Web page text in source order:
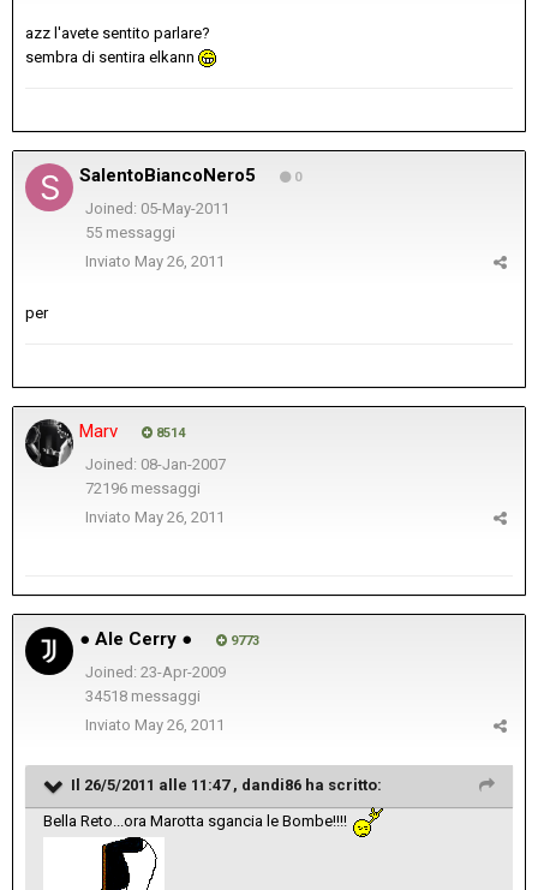
azz l'avete sentito parlare?
sembra di sentira elkann
SalentoBiancoNero5 0
Joined: 05-May-2011
55 messaggi
Inviato May 26, 2011
per
Marv 8514
Joined: 08-Jan-2007
72196 messaggi
Inviato May 26, 2011
● Ale Cerry ● 9773
Joined: 23-Apr-2009
34518 messaggi
Inviato May 26, 2011
Il 26/5/2011 alle 11:47 , dandi86 ha scritto:
Bella Reto...ora Marotta sgancia le Bombe!!!!